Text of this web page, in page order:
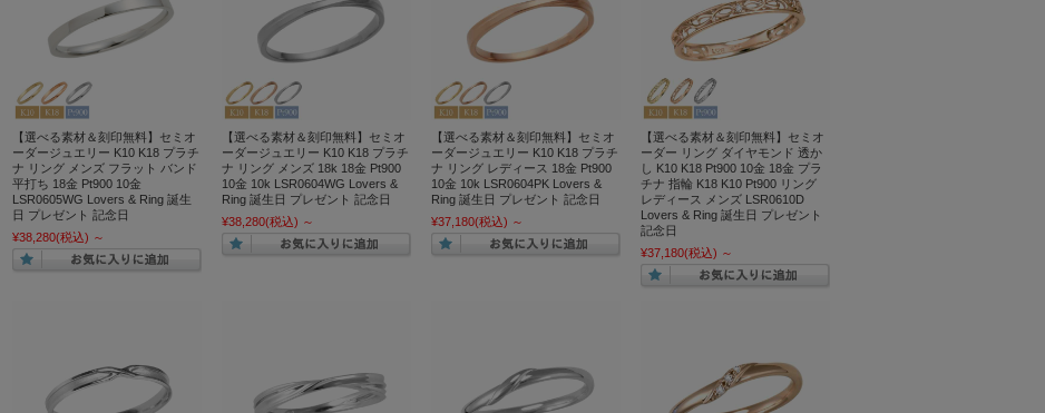
【選べる素材＆刻印無料】セミオ
ーダージュエリー K10 K18 プラチ
ナ リング メンズ フラット バンド
平打ち 18金 Pt900 10金
LSR0605WG Lovers & Ring 誕生
日 プレゼント 記念日
¥38,280(税込) ～
【選べる素材＆刻印無料】セミオ
ーダージュエリー K10 K18 プラチ
ナ リング メンズ 18k 18金 Pt900
10金 10k LSR0604WG Lovers &
Ring 誕生日 プレゼント 記念日
¥38,280(税込) ～
【選べる素材＆刻印無料】セミオ
ーダージュエリー K10 K18 プラチ
ナ リング レディース 18金 Pt900
10金 10k LSR0604PK Lovers &
Ring 誕生日 プレゼント 記念日
¥37,180(税込) ～
【選べる素材＆刻印無料】セミオ
ーダー リング ダイヤモンド 透か
し K10 K18 Pt900 10金 18金 プラ
チナ 指輪 K18 K10 Pt900 リング
レディース メンズ LSR0610D
Lovers & Ring 誕生日 プレゼント
記念日
¥37,180(税込) ～